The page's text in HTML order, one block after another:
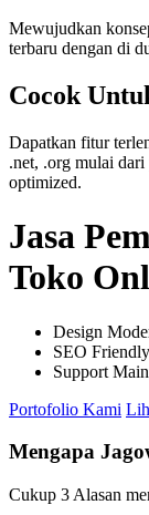
Mewujudkan
terbaru dengan di
Cocok
Dapatkan fitur
.net, .org mulai
optimized.
Jasa
Toko
Design
SEO Friendly
Support
Portofolio Kami
Mengapa
Cukup 3 Alasan